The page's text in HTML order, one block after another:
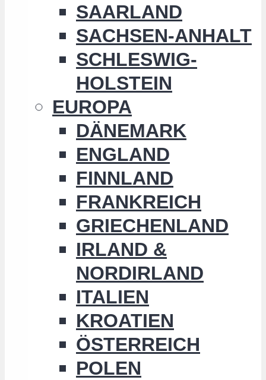
SAARLAND
SACHSEN-ANHALT
SCHLESWIG-
HOLSTEIN
EUROPA
DÄNEMARK
ENGLAND
FINNLAND
FRANKREICH
GRIECHENLAND
IRLAND &
NORDIRLAND
ITALIEN
KROATIEN
ÖSTERREICH
POLEN